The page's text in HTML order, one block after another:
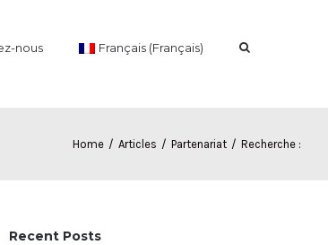
nous Français (Français)
Home / Articles / Partenariat / Recherche :
Recent Posts